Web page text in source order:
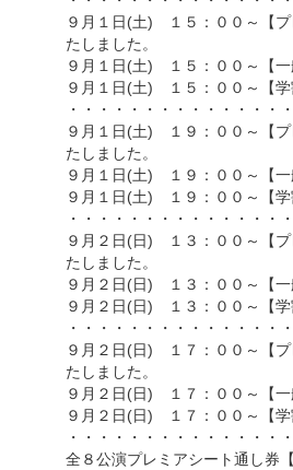
９月１日(土) １５：００～【
たしました。
９月１日(土) １５：００～【
９月１日(土) １５：００～【
・・・・・・・・・・・・・・
９月１日(土) １９：００～【
たしました。
９月１日(土) １９：００～【
９月１日(土) １９：００～【
・・・・・・・・・・・・・・
９月２日(日) １３：００～【
たしました。
９月２日(日) １３：００～【
９月２日(日) １３：００～【
・・・・・・・・・・・・・・
９月２日(日) １７：００～【
たしました。
９月２日(日) １７：００～【
９月２日(日) １７：００～【
・・・・・・・・・・・・・・
全８公演プレミアシート通し